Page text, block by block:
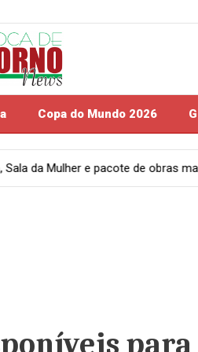
Copa do Mundo 2026
ações da Prefeitura de
para